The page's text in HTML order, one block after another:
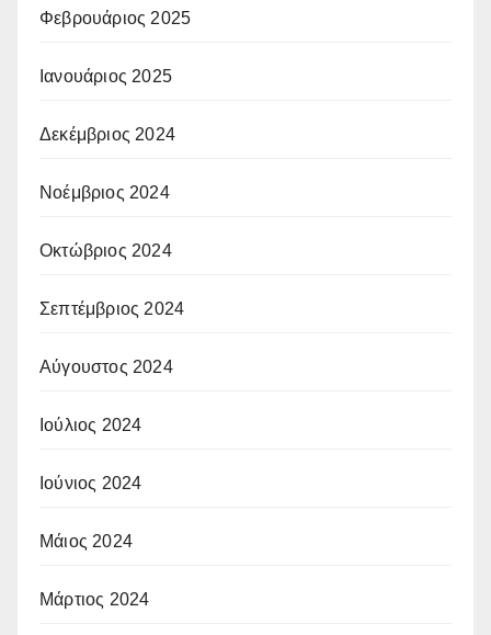
Φεβρουάριος 2025
Ιανουάριος 2025
Δεκέμβριος 2024
Νοέμβριος 2024
Οκτώβριος 2024
Σεπτέμβριος 2024
Αύγουστος 2024
Ιούλιος 2024
Ιούνιος 2024
Μάιος 2024
Μάρτιος 2024